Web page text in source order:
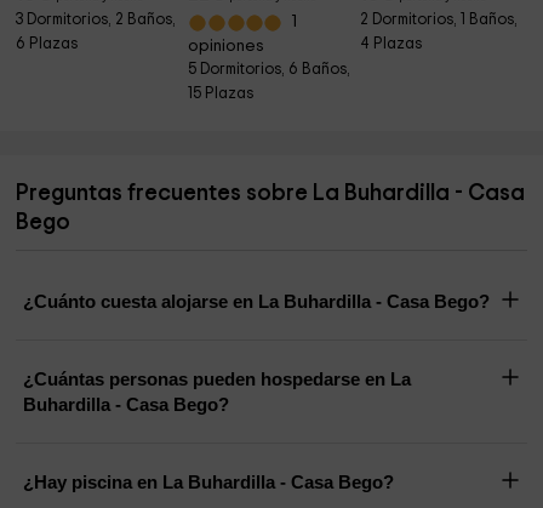
3 Dormitorios, 2 Baños,
6 Plazas
opiniones
5 Dormitorios, 6 Baños,
15 Plazas
2 Dormitorios, 1 Baños,
4 Plazas
Preguntas frecuentes sobre La Buhardilla - Casa
Bego
¿Cuánto cuesta alojarse en La Buhardilla - Casa Bego?
¿Cuántas personas pueden hospedarse en La
Buhardilla - Casa Bego?
¿Hay piscina en La Buhardilla - Casa Bego?